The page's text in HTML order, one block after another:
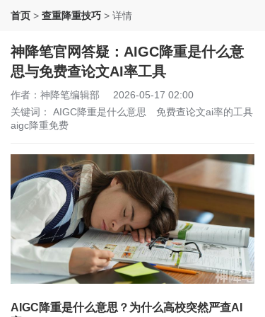
首页 > 查重降重技巧 > 详情
神降笔官网答疑：AIGC降重是什么意
思与免费查论文AI率工具
作者：神降笔编辑部
2026-05-17 02:00
关键词： AIGC降重是什么意思
免费查论文ai率的工具
aigc降重免费
AIGC降重是什么意思？为什么高校突然严查AI